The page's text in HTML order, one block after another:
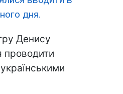
дня.
Денису